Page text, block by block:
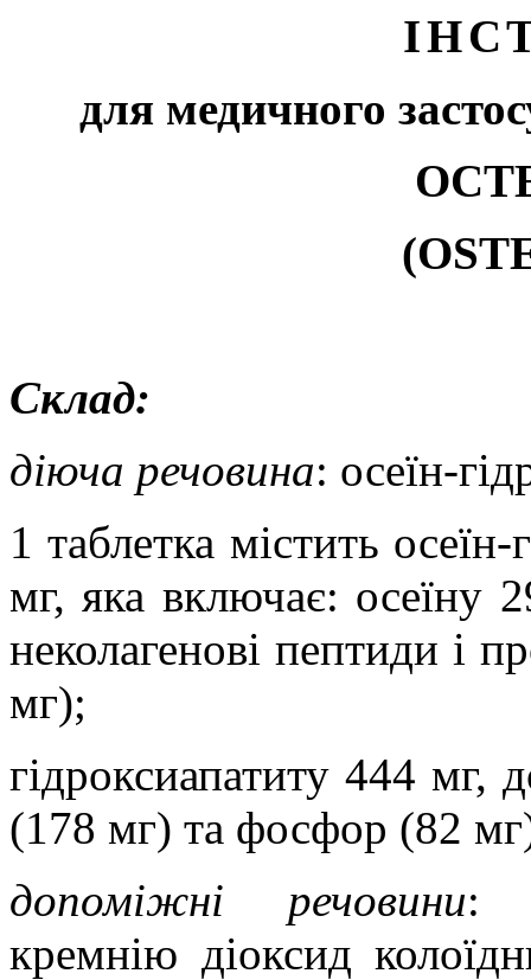
для медичного
Склад:
діюча речовина: осеїн-
1 таблетка містить
мг, яка включає: осеїну
неколагенові пептиди і
мг);
гідроксиапатиту 444 мг,
(178 мг) та фосфор (82
допоміжні речовини:
кремнію діоксид